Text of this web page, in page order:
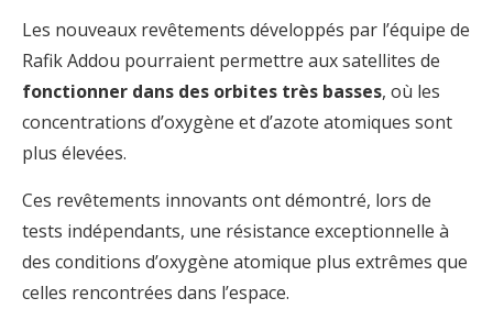
Les nouveaux revêtements développés par l’équipe de
Rafik Addou pourraient permettre aux satellites de
fonctionner dans des orbites très basses, où les
concentrations d’oxygène et d’azote atomiques sont
plus élevées.
Ces revêtements innovants ont démontré, lors de
tests indépendants, une résistance exceptionnelle à
des conditions d’oxygène atomique plus extrêmes que
celles rencontrées dans l’espace.